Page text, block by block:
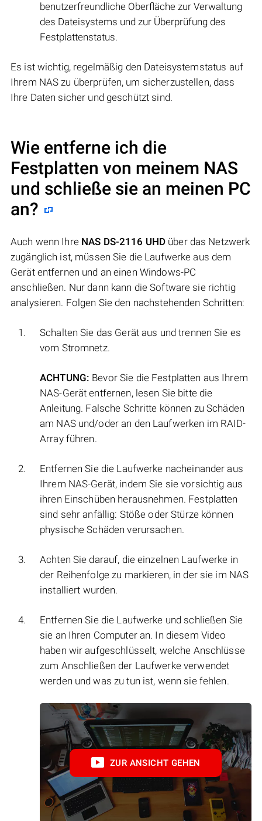
benutzerfreundliche Oberfläche zur Verwaltung
des Dateisystems und zur Überprüfung des
Festplattenstatus.
Es ist wichtig, regelmäßig den Dateisystemstatus auf
Ihrem NAS zu überprüfen, um sicherzustellen, dass
Ihre Daten sicher und geschützt sind.
Wie entferne ich die
Festplatten von meinem NAS
und schließe sie an meinen PC
an?
Auch wenn Ihre NAS DS-2116 UHD über das Netzwerk
zugänglich ist, müssen Sie die Laufwerke aus dem
Gerät entfernen und an einen Windows-PC
anschließen. Nur dann kann die Software sie richtig
analysieren. Folgen Sie den nachstehenden Schritten:
Schalten Sie das Gerät aus und trennen Sie es
vom Stromnetz.
ACHTUNG: Bevor Sie die Festplatten aus Ihrem
NAS-Gerät entfernen, lesen Sie bitte die
Anleitung. Falsche Schritte können zu Schäden
am NAS und/oder an den Laufwerken im RAID-
Array führen.
Entfernen Sie die Laufwerke nacheinander aus
Ihrem NAS-Gerät, indem Sie sie vorsichtig aus
ihren Einschüben herausnehmen. Festplatten
sind sehr anfällig: Stöße oder Stürze können
physische Schäden verursachen.
Achten Sie darauf, die einzelnen Laufwerke in
der Reihenfolge zu markieren, in der sie im NAS
installiert wurden.
Entfernen Sie die Laufwerke und schließen Sie
sie an Ihren Computer an. In diesem Video
haben wir aufgeschlüsselt, welche Anschlüsse
zum Anschließen der Laufwerke verwendet
werden und was zu tun ist, wenn sie fehlen.
ZUR ANSICHT GEHEN